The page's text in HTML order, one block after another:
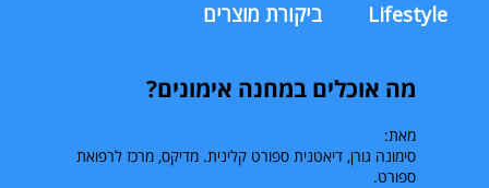
Lifestyle
ביקורת מוצרים
​מה אוכלים במחנה אימונים?
מאת:
סימונה גורן, דיאטנית ספורט קלינית. מדיקס, מרכז לרפואת
ספורט.